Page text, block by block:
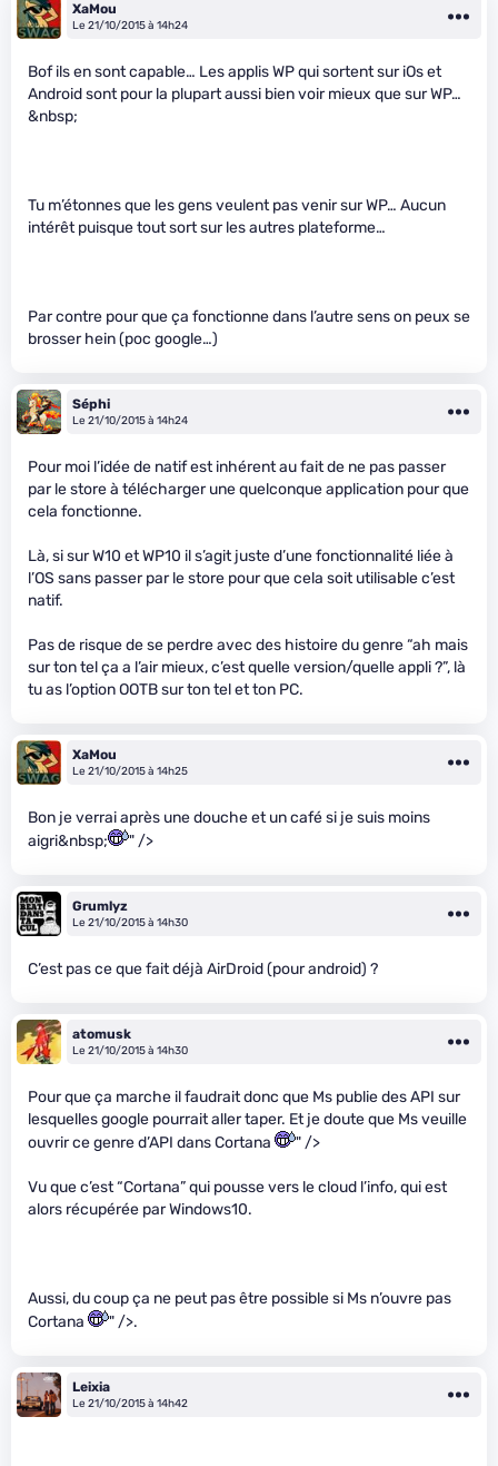
XaMou
Le 21/10/2015 à 14h24
Bof ils en sont capable… Les applis WP qui sortent sur iOs et
Android sont pour la plupart aussi bien voir mieux que sur WP…
&nbsp;
Tu m’étonnes que les gens veulent pas venir sur WP… Aucun
intérêt puisque tout sort sur les autres plateforme…
Par contre pour que ça fonctionne dans l’autre sens on peux se
brosser hein (poc google…)
Séphi
Le 21/10/2015 à 14h24
Pour moi l’idée de natif est inhérent au fait de ne pas passer
par le store à télécharger une quelconque application pour que
cela fonctionne.
Là, si sur W10 et WP10 il s’agit juste d’une fonctionnalité liée à
l’OS sans passer par le store pour que cela soit utilisable c’est
natif.
Pas de risque de se perdre avec des histoire du genre “ah mais
sur ton tel ça a l’air mieux, c’est quelle version/quelle appli ?”, là
tu as l’option OOTB sur ton tel et ton PC.
XaMou
Le 21/10/2015 à 14h25
Bon je verrai après une douche et un café si je suis moins
aigri&nbsp;
" />
Grumlyz
Le 21/10/2015 à 14h30
C’est pas ce que fait déjà AirDroid (pour android) ?
atomusk
Le 21/10/2015 à 14h30
Pour que ça marche il faudrait donc que Ms publie des API sur
lesquelles google pourrait aller taper. Et je doute que Ms veuille
ouvrir ce genre d’API dans Cortana
" />
Vu que c’est “Cortana” qui pousse vers le cloud l’info, qui est
alors récupérée par Windows10.
Aussi, du coup ça ne peut pas être possible si Ms n’ouvre pas
Cortana
" />.
Leixia
Le 21/10/2015 à 14h42